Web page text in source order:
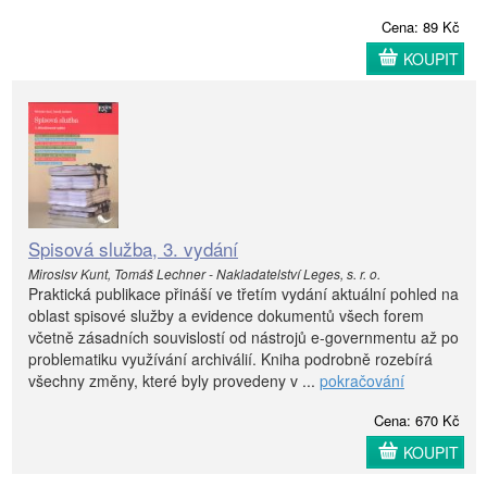
Cena: 89 Kč
KOUPIT
Spisová služba, 3. vydání
Miroslsv Kunt, Tomáš Lechner - Nakladatelství Leges, s. r. o.
Praktická publikace přináší ve třetím vydání aktuální pohled na
oblast spisové služby a evidence dokumentů všech forem
včetně zásadních souvislostí od nástrojů e-governmentu až po
problematiku využívání archiválií. Kniha podrobně rozebírá
všechny změny, které byly provedeny v ... pokračování
Cena: 670 Kč
KOUPIT